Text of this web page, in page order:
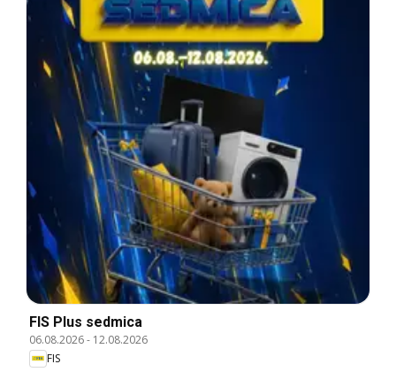
FIS Plus sedmica
06.08.2026- 12.08.2026
FIS